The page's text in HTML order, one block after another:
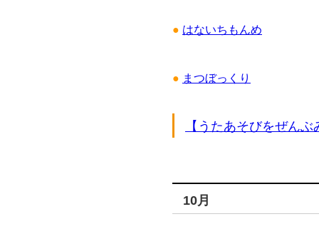
● はないちもんめ
● まつぼっくり
【うたあそびをぜんぶ
10月